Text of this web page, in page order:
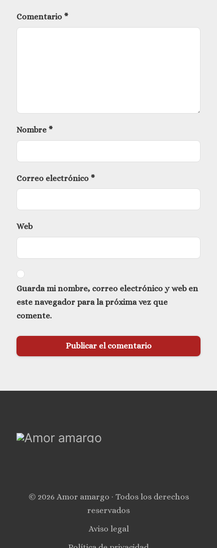
Comentario *
Nombre *
Correo electrónico *
Web
Guarda mi nombre, correo electrónico y web en
este navegador para la próxima vez que
comente.
© 2026 Amor amargo · Todos los derechos
reservados
Aviso legal